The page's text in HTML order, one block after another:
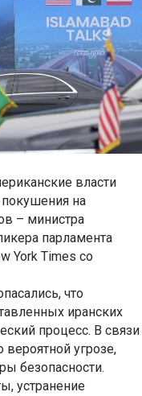
власти
на
– министра
парламента
York Times со
что
иранских
процесс. В связи
угрозе,
безопасности.
устранение